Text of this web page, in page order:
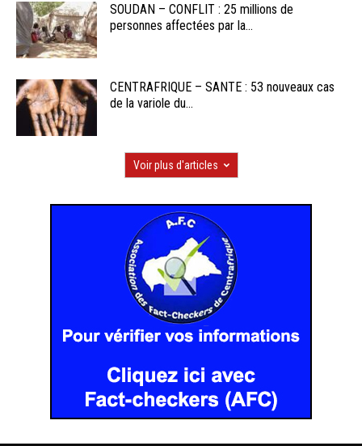
SOUDAN – CONFLIT : 25 millions de
personnes affectées par la...
CENTRAFRIQUE – SANTE : 53 nouveaux cas
de la variole du...
Voir plus d'articles